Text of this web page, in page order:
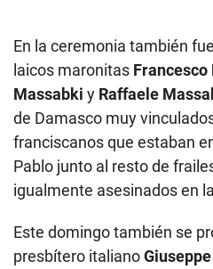
En la ceremonia también
laicos maronitas
Massabki y Raffaele
de Damasco muy
franciscanos que estaban
Pablo junto al resto de
igualmente asesinados en
Este domingo también se
presbítero italiano